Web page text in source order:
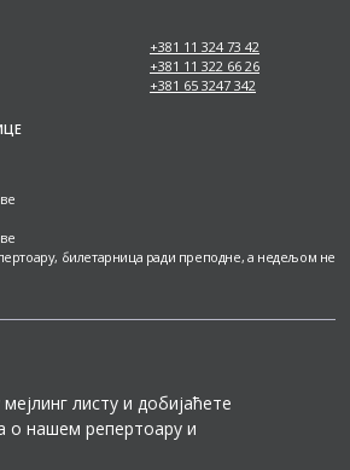
+381 11 324 73 42
+381 11 322 66 26
+381 65 3247 342
билетарница ради преподне, а недељом не
листу и добијаћете
нашем репертоару и